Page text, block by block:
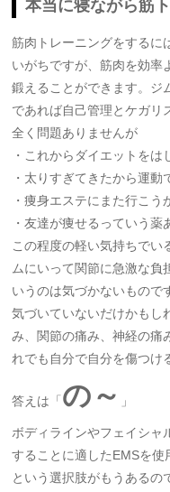
本当に寝ながら筋
筋肉トレーニングをするに
いがちですが、筋肉を効率
鍛えることができます。ジ
であれば自己管理とケガリ
全く問題ありませんが
・これからダイエットをは
・太りすぎてきたから運動
・痩身エステにまた行こう
・友達が痩せるっていう
この程度の軽い気持ちでい
ムにいって関節に急激な負
いうのは気づかないもので
気づいていないだけかもし
み、関節の痛み、神経の痛
れでも自分で自分を傷つけ
答えは「 の～ 」
ボディラインやフェイシャ
することに適したEMSを
という選択肢がもうあるの